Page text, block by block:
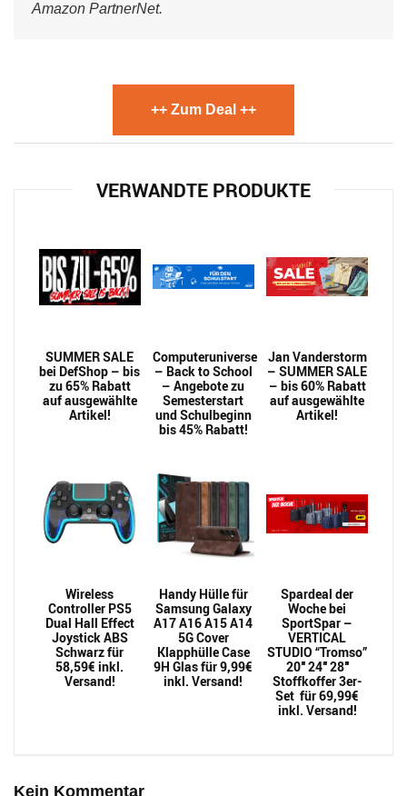
Amazon PartnerNet.
++ Zum Deal ++
VERWANDTE PRODUKTE
SUMMER SALE
bei DefShop – bis
zu 65% Rabatt
auf ausgewählte
Artikel!
Computeruniverse
– Back to School
– Angebote zu
Semesterstart
und Schulbeginn
bis 45% Rabatt!
Jan Vanderstorm
– SUMMER SALE
– bis 60% Rabatt
auf ausgewählte
Artikel!
Wireless
Controller PS5
Dual Hall Effect
Joystick ABS
Schwarz für
58,59€ inkl.
Versand!
Handy Hülle für
Samsung Galaxy
A17 A16 A15 A14
5G Cover
Klapphülle Case
9H Glas für 9,99€
inkl. Versand!
Spardeal der
Woche bei
SportSpar –
VERTICAL
STUDIO “Tromso”
20″ 24″ 28″
Stoffkoffer 3er-
Set für 69,99€
inkl. Versand!
Kein Kommentar